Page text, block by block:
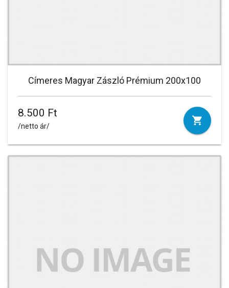
Címeres Magyar Zászló Prémium 200x100
8.500 Ft
/netto ár/